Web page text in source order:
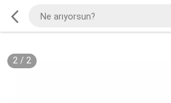
2/ 2